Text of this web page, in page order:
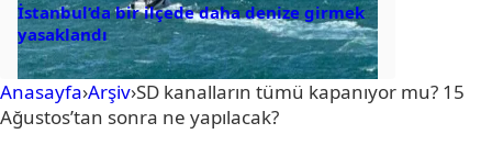
İstanbul’da bir ilçede daha denize girmek
yasaklandı
Anasayfa›Arşiv›SD kanalların tümü kapanıyor mu? 15
Ağustos’tan sonra ne yapılacak?